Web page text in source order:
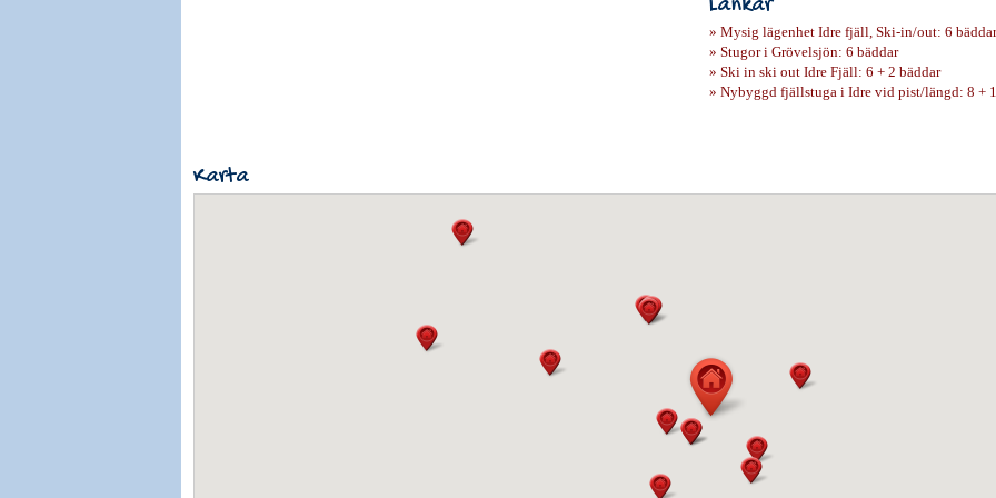
Länkar
» Mysig lägenhet Idre fjäll, Ski-in/out: 6 bäddar
» Stugor i Grövelsjön: 6 bäddar
» Ski in ski out Idre Fjäll: 6 + 2 bäddar
» Nybyggd fjällstuga i Idre vid pist/längd: 8 +
Karta